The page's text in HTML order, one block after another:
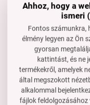
Tartsd
Készséggel állunk
Ahhoz, hogy a
ismeri
Fontos számunkra,
élmény legyen az Ön
gyorsan
kattintást, és ne
termékekről, amelyek
által megszokott
alkalommal
fájlok feldolgozásához